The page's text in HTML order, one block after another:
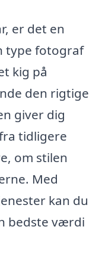
er det en
type fotograf
kig på
den rigtige
giver dig
tidligere
om stilen
Med
kan du
bedste værdi